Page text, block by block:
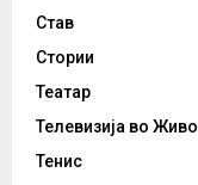
Став
Стории
Театар
Телевизија во Живо
Тенис